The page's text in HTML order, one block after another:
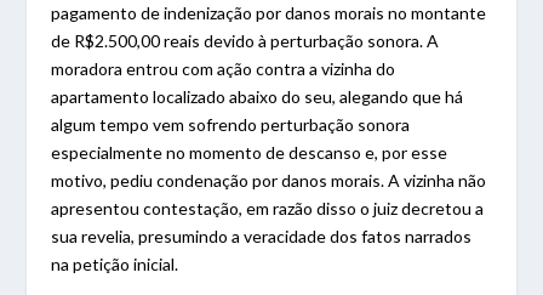
pagamento de indenização por danos morais no montante
de R$2.500,00 reais devido à perturbação sonora. A
moradora entrou com ação contra a vizinha do
apartamento localizado abaixo do seu, alegando que há
algum tempo vem sofrendo perturbação sonora
especialmente no momento de descanso e, por esse
motivo, pediu condenação por danos morais. A vizinha não
apresentou contestação, em razão disso o juiz decretou a
sua revelia, presumindo a veracidade dos fatos narrados
na petição inicial.